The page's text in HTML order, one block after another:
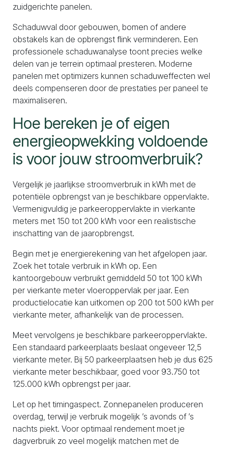
zuidgerichte panelen.
Schaduwval door gebouwen, bomen of andere
obstakels kan de opbrengst flink verminderen. Een
professionele schaduwanalyse toont precies welke
delen van je terrein optimaal presteren. Moderne
panelen met optimizers kunnen schaduweffecten wel
deels compenseren door de prestaties per paneel te
maximaliseren.
Hoe bereken je of eigen
energieopwekking voldoende
is voor jouw stroomverbruik?
Vergelijk je jaarlijkse stroomverbruik in kWh met de
potentiële opbrengst van je beschikbare oppervlakte.
Vermenigvuldig je parkeeroppervlakte in vierkante
meters met 150 tot 200 kWh voor een realistische
inschatting van de jaaropbrengst.
Begin met je energierekening van het afgelopen jaar.
Zoek het totale verbruik in kWh op. Een
kantoorgebouw verbruikt gemiddeld 50 tot 100 kWh
per vierkante meter vloeroppervlak per jaar. Een
productielocatie kan uitkomen op 200 tot 500 kWh per
vierkante meter, afhankelijk van de processen.
Meet vervolgens je beschikbare parkeeroppervlakte.
Een standaard parkeerplaats beslaat ongeveer 12,5
vierkante meter. Bij 50 parkeerplaatsen heb je dus 625
vierkante meter beschikbaar, goed voor 93.750 tot
125.000 kWh opbrengst per jaar.
Let op het timingaspect. Zonnepanelen produceren
overdag, terwijl je verbruik mogelijk ’s avonds of ’s
nachts piekt. Voor optimaal rendement moet je
dagverbruik zo veel mogelijk matchen met de